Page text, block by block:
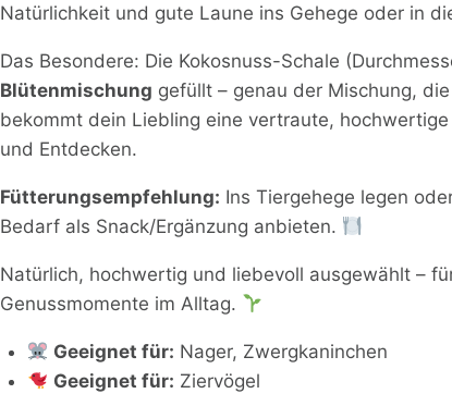
Natürlichkeit und gute Laune ins Gehege oder in
Das Besondere: Die Kokosnuss-Schale
Blütenmischung gefüllt – genau der Mischung,
bekommt dein Liebling eine vertraute,
und Entdecken.
Fütterungsempfehlung: Ins Tiergehege legen
Bedarf als Snack/Ergänzung anbieten.
Natürlich, hochwertig und liebevoll ausgewählt –
Genussmomente im Alltag.
Geeignet für: Nager, Zwergkaninchen
Geeignet für: Ziervögel